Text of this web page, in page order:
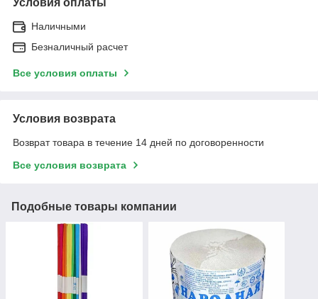
Наличными
Безналичный расчет
Все условия оплаты
Условия возврата
Возврат товара в течение 14 дней по договоренности
Все условия возврата
Подобные товары компании